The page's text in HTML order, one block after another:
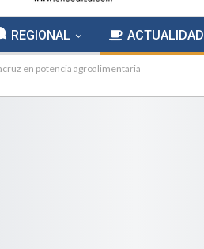
REGIONAL ACTUALIDAD
en potencia agroalimentaria